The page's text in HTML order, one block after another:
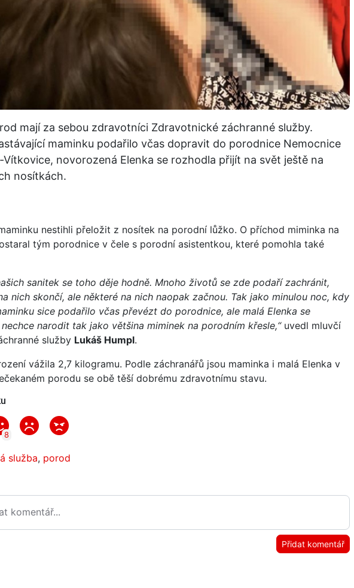
mají za sebou zdravotníci Zdravotnické záchranné služby.
maminku podařilo včas dopravit do porodnice Nemocnice
Vítkovice, novorozená Elenka se rozhodla přijít na svět ještě na
nosítkách.
nestihli přeložit z nosítek na porodní lůžko. O příchod miminka na
tým porodnice v čele s porodní asistentkou, které pomohla také
sanitek se toho děje hodně. Mnoho životů se zde podaří zachránit,
nich skončí, ale některé na nich naopak začnou. Tak jako minulou noc, kdy
sice podařilo včas převézt do porodnice, ale malá Elenka se
narodit tak jako většina miminek na porodním křesle,“ uvedl mluvčí
služby Lukáš Humpl.
vážila 2,7 kilogramu. Podle záchranářů jsou maminka i malá Elenka v
porodu se obě těší dobrému zdravotnímu stavu.
8
služba, porod
Přidat komentář